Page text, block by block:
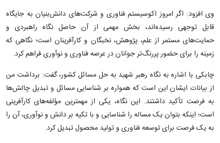
وی افزود: اگر امروز اکوسیستم فناوری و شرکت‌های دانش‌بنیان به جایگاه
قابل توجهی رسیده‌اند، بخش مهمی از آن حاصل نگاه راهبردی و
حمایت‌های مستمر از علم، پژوهش، نخبگان و کارآفرینان است؛ نگاهی که
زمینه را برای حضور پررنگ‌تر جوانان در عرصه فناوری و نوآوری فراهم کرد.
چابکی با اشاره به نگاه رهبر شهید به حل مسائل کشور، گفت: برداشت من
از بیانات ایشان این است که همواره بر شناسایی مسائل و تبدیل چالش‌ها
به فرصت تأکید داشتند. این نگاه، یکی از مهمترین مؤلفه‌های کارآفرینی
است؛ اینکه بتوان یک مساله را شناسایی و با تکیه بر دانش و نوآوری، آن را
به یک فرصت برای توسعه فناوری و تولید محصول تبدیل کرد.